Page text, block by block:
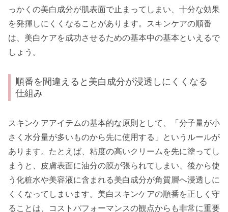
っかくの美白成分が肌表面で止まってしまい、十分な効果
を発揮しにくくなることがあります。スキンケアの順番
は、美白ケアを成功させるための基本中の基本といえるで
しょう。
順番を間違えると美白成分が浸透しにくくなる
仕組み
スキンケアアイテムの基本的な原則として、「分子量が小
さく水分量が多いものから先に使用する」というルールが
あります。たとえば、粘度の高いクリームを先に塗ってし
まうと、皮膚表面に油分の膜が張られてしまい、後から使
う化粧水や美容液に含まれる美白成分が角質層へ浸透しに
くくなってしまいます。美白スキンケアの順番を正しく守
ることは、コストパフォーマンスの観点からも非常に重要